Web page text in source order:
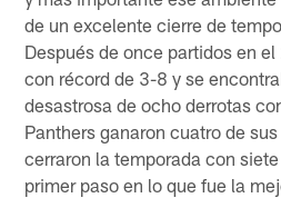
de un excelente cierre de
Después de once partidos en
con récord de 3-8 y se
desastrosa de ocho derrotas
Panthers ganaron cuatro de
cerraron la temporada con
primer paso en lo que fue la